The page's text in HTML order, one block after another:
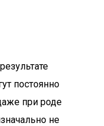
постоянно
при роде
не